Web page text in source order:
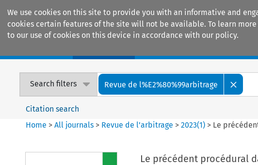
We use cookies on this site to provide you with an informative and
cookies certain features of the site will not be available. To learn
to our use of cookies on this device in accordance with our policy.
Search filters Revue de l%E2%80%99arbitrage
Citation search
Home >All journals > Revue de l’arbitrage >2023(1) > Le
Le précédent procédural